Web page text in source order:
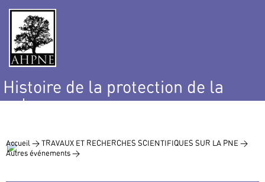
Histoire de la protection de la
nature
Accueil >TRAVAUX ET RECHERCHES SCIENTIFIQUES SUR LA PNE >
Autres événements >